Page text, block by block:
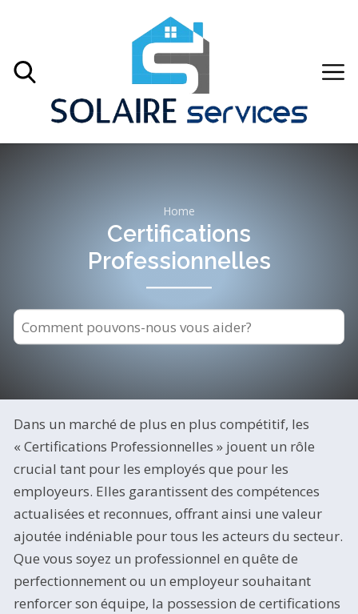
Home
Certifications
Professionnelles
Dans un marché de plus en plus compétitif, les
« Certifications Professionnelles » jouent un rôle
crucial tant pour les employés que pour les
employeurs. Elles garantissent des compétences
actualisées et reconnues, offrant ainsi une valeur
ajoutée indéniable pour tous les acteurs du secteur.
Que vous soyez un professionnel en quête de
perfectionnement ou un employeur souhaitant
renforcer son équipe, la possession de certifications